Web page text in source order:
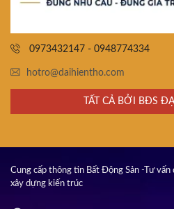
0973432147 - 0948774334
hotro@daihientho.com
TẤT CẢ BỞI BĐS
Cung cấp thông tin Bất Động Sản -Tư
xây dựng kiến trúc